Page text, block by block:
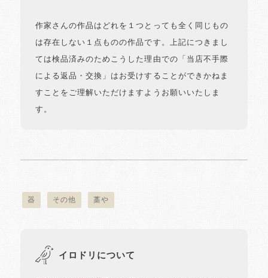
作家さんの作品はどれを１つとっても全く同じもの
は存在しない１点ものの作品です。上記につきまし
ては検品済みのためこうした理由での「当店不手際
による返品・交換」はお受けすることができかねま
すことをご理解いただけますようお願いいたしま
す。
器 その他 藁や
イロドリについて